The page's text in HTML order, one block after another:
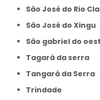
São José do Rio
São José do Xingu
São gabriel do
Tagará da serra
Tangará da Serra
Trindade